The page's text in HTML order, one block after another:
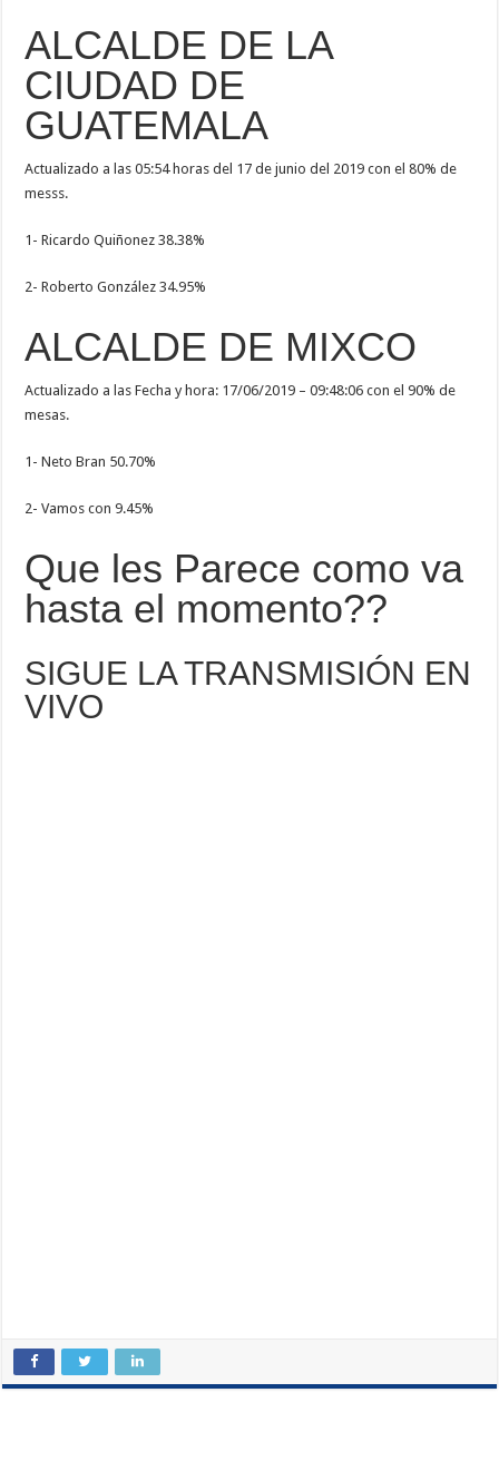
ALCALDE DE LA
CIUDAD DE
GUATEMALA
Actualizado a las 05:54 horas del 17 de junio del 2019 con el 80% de
messs.
1- Ricardo Quiñonez 38.38%
2- Roberto González 34.95%
ALCALDE DE MIXCO
Actualizado a las Fecha y hora: 17/06/2019 – 09:48:06 con el 90% de
mesas.
1- Neto Bran 50.70%
2- Vamos con 9.45%
Que les Parece como va
hasta el momento??
SIGUE LA TRANSMISIÓN EN
VIVO